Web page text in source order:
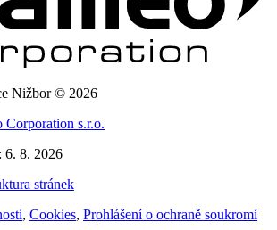
Nižbor © 2026
Corporation s.r.o.
6. 8. 2026
stránek
, Cookies, Prohlášení o ochraně soukromí